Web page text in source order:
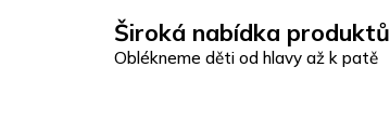
Široká nabídka produktů
Oblékneme děti od hlavy až k patě